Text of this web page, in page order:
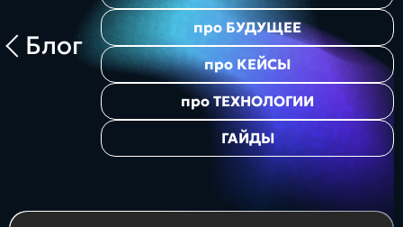
Проекты
Блог
про БУДУЩЕЕ
про КЕЙСЫ
проТЕХНОЛОГИИ
ГАЙДЫ